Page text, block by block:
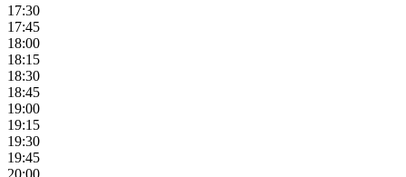
17:30
17:45
18:00
18:15
18:30
18:45
19:00
19:15
19:30
19:45